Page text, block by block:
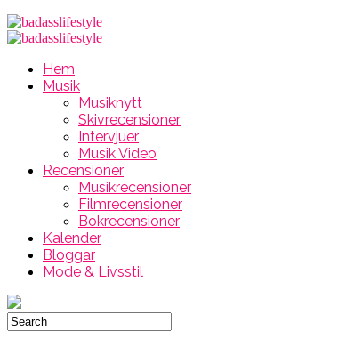
Hem
Musik
Musiknytt
Skivrecensioner
Intervjuer
Musik Video
Recensioner
Musikrecensioner
Filmrecensioner
Bokrecensioner
Kalender
Bloggar
Mode & Livsstil